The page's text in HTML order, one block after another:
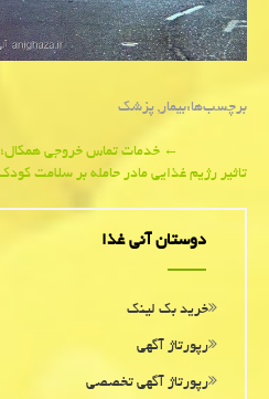
برچسب‌ها:بیمار,پزشك
navigation
←خدمات تماس خروجی همکال؛
تاثیر رژیم غذایی مادر حامله بر سلامت کودک
دوستان آنی غذا
خرید بک لینک
رپورتاژ آگهی
رپورتاژ آگهی تخصصی